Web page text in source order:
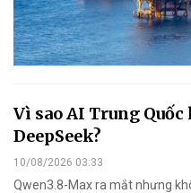
Vì sao AI Trung
DeepSeek?
10/08/2026 03:33
Qwen3.8-Max ra mắt nhưng